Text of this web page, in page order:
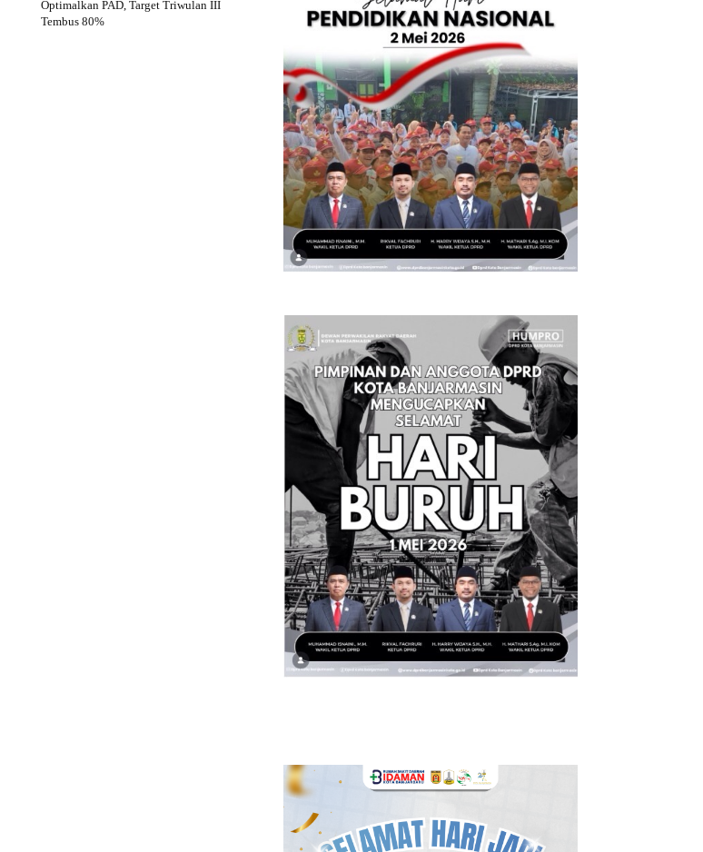
Optimalkan PAD, Target Triwulan III
Tembus 80%